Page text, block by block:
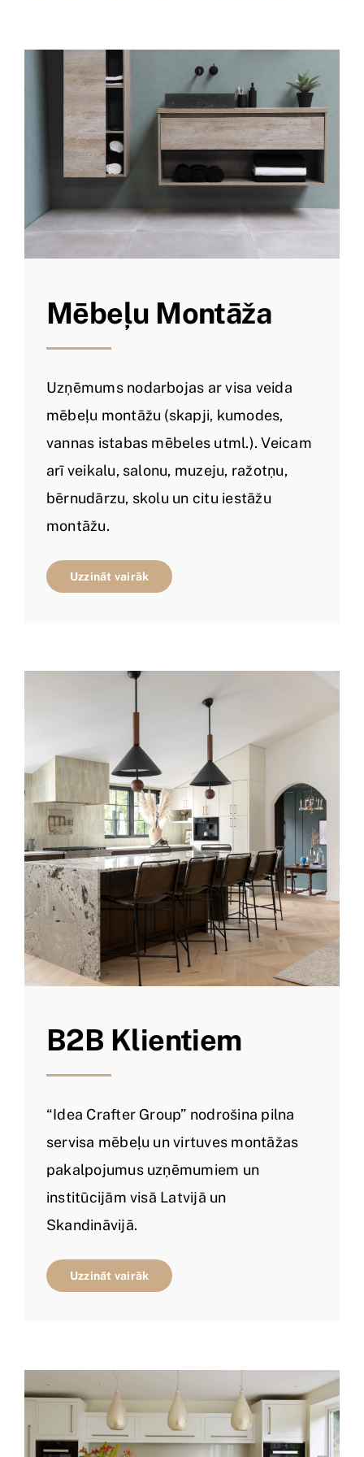
Mēbeļu Montāža
Uzņēmums nodarbojas ar visa veida
mēbeļu montāžu (skapji, kumodes,
vannas istabas mēbeles utml.). Veicam
arī veikalu, salonu, muzeju, ražotņu,
bērnudārzu, skolu un citu iestāžu
montāžu.
Uzzināt vairāk
B2B Klientiem
“Idea Crafter Group” nodrošina pilna
servisa mēbeļu un virtuves montāžas
pakalpojumus uzņēmumiem un
institūcijām visā Latvijā un
Skandināvijā.
Uzzināt vairāk